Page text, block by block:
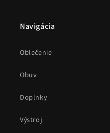
Navigácia
Oblečenie
Obuv
Doplnky
Výstroj